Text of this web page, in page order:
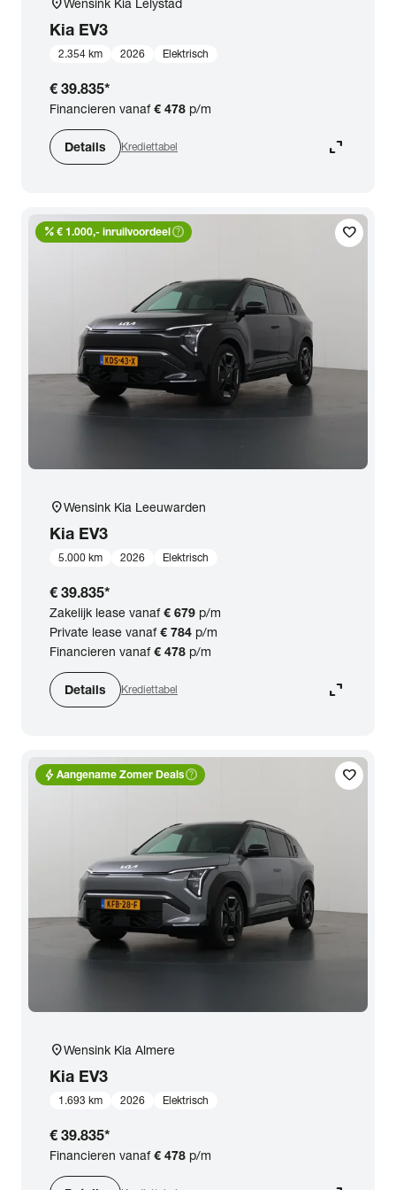
Kia EV3
2.354 km 2026 Elektrisch
€ 39.835*
Financieren vanaf€ 478 p/m
Details Krediettabel expand_content
favorite
percent € 1.000,- inruilvoordeelhelp_outline
location_onWensink Kia Leeuwarden
Kia EV3
5.000 km 2026 Elektrisch
€ 39.835*
Zakelijk lease vanaf€ 679 p/m
Private lease vanaf€ 784 p/m
Financieren vanaf€ 478 p/m
Details Krediettabel expand_content
favorite
bolt Aangename Zomer Dealshelp_outline
location_onWensink Kia Almere
Kia EV3
1.693 km 2026 Elektrisch
€ 39.835*
Financieren vanaf€ 478 p/m